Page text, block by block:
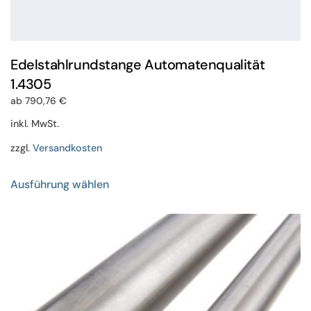
Edelstahlrundstange Automatenqualität
1.4305
ab 790,76 €
inkl. MwSt.
zzgl. Versandkosten
Ausführung wählenProdukt
mehrere
Varianten
auf.
Optionen